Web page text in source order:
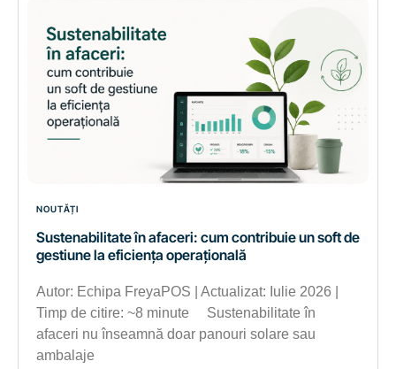
NOUTĂȚI
Sustenabilitate în afaceri: cum contribuie un soft de
gestiune la eficiența operațională
Autor: Echipa FreyaPOS | Actualizat: Iulie 2026 |
Timp de citire: ~8 minute Sustenabilitate în
afaceri nu înseamnă doar panouri solare sau
ambalaje